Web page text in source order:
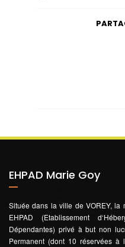
EHPAD Marie Goy
Située dans la ville de VOREY, la
EHPAD (Etablissement
Dépendantes) privé à but non
Permanent (dont 10 réservées à